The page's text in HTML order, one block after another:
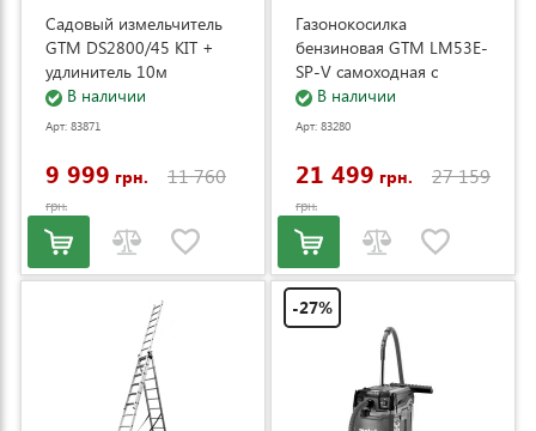
Садовый измельчитель
GTM DS2800/45 KIT +
удлинитель 10м
(DS2800/45_KIT+ext.cord)
В наличии
Арт: 83871
9 999 грн. 11 760
грн.
Газонокосилка
бензиновая GTM LM53E-
SP-V самоходная с
электростартером и
регулировкой скорости
В наличии
Арт: 83280
21 499 грн. 27 159
грн.
-27%